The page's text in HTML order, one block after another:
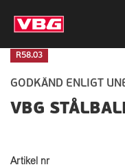
R58.03
GODKÄND ENLIGT
VBG
Artikel nr